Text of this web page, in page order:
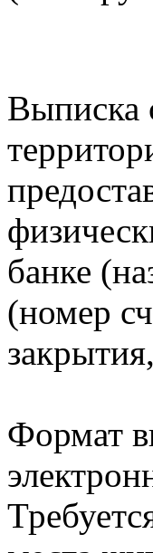
Выписка
банке
(номер
Формат